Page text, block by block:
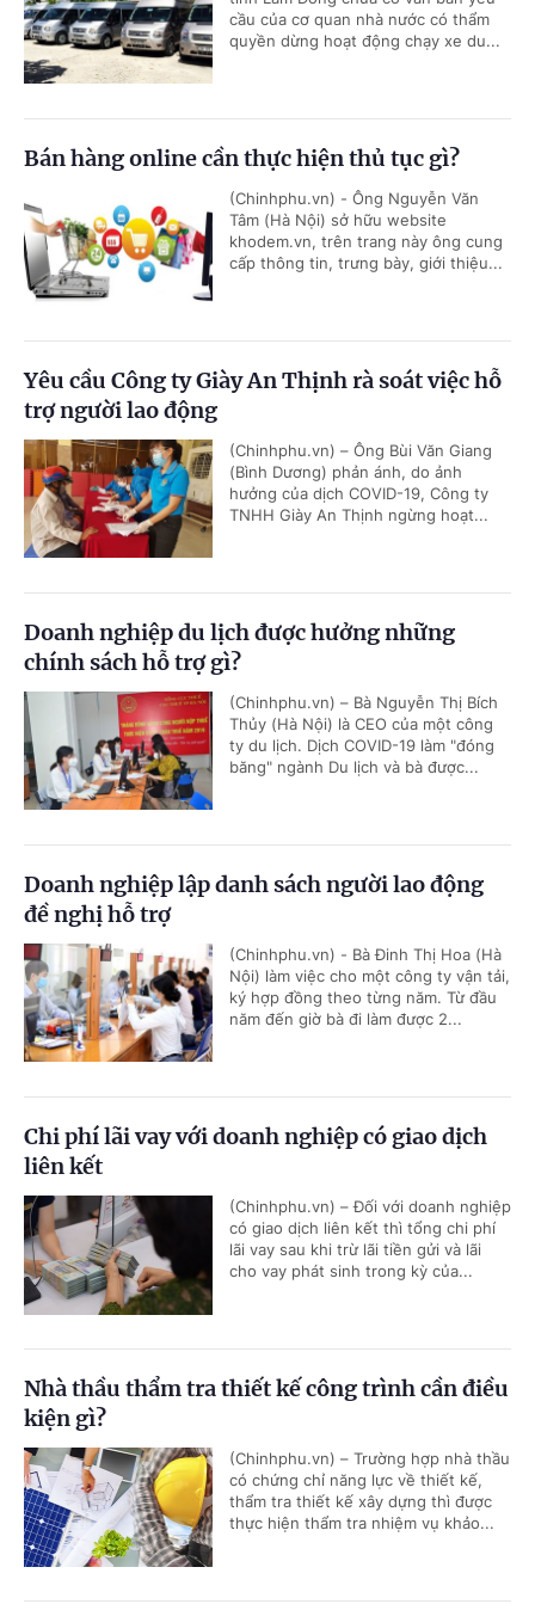
cầu của cơ quan nhà nước có thẩm
quyền dừng hoạt động chạy xe du...
Bán hàng online cần thực hiện thủ tục gì?
(Chinhphu.vn) - Ông Nguyễn Văn
Tâm (Hà Nội) sở hữu website
khodem.vn, trên trang này ông cung
cấp thông tin, trưng bày, giới thiệu...
Yêu cầu Công ty Giày An Thịnh rà soát việc hỗ
trợ người lao động
(Chinhphu.vn) – Ông Bùi Văn Giang
(Bình Dương) phản ánh, do ảnh
hưởng của dịch COVID-19, Công ty
TNHH Giày An Thịnh ngừng hoạt...
Doanh nghiệp du lịch được hưởng những
chính sách hỗ trợ gì?
(Chinhphu.vn) – Bà Nguyễn Thị Bích
Thủy (Hà Nội) là CEO của một công
ty du lịch. Dịch COVID-19 làm "đóng
băng" ngành Du lịch và bà được...
Doanh nghiệp lập danh sách người lao động
đề nghị hỗ trợ
(Chinhphu.vn) - Bà Đinh Thị Hoa (Hà
Nội) làm việc cho một công ty vận tải,
ký hợp đồng theo từng năm. Từ đầu
năm đến giờ bà đi làm được 2...
Chi phí lãi vay với doanh nghiệp có giao dịch
liên kết
(Chinhphu.vn) – Đối với doanh nghiệp
có giao dịch liên kết thì tổng chi phí
lãi vay sau khi trừ lãi tiền gửi và lãi
cho vay phát sinh trong kỳ của...
Nhà thầu thẩm tra thiết kế công trình cần điều
kiện gì?
(Chinhphu.vn) – Trường hợp nhà thầu
có chứng chỉ năng lực về thiết kế,
thẩm tra thiết kế xây dựng thì được
thực hiện thẩm tra nhiệm vụ khảo...